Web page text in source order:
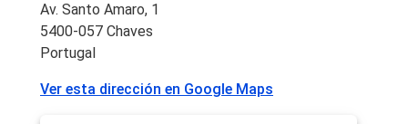
Av. Santo Amaro, 1
5400-057 Chaves
Portugal
Ver esta dirección en Google Maps